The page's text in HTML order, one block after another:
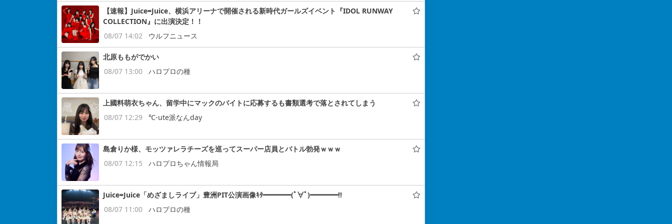
【速報】Juice=Juice、横浜アリーナで開催される新時代ガールズイベント『IDOL RUNWAY
COLLECTION』に出演決定！！
08/07 14:02
ウルフニュース
北原ももがでかい
08/07 13:00
ハロプロの種
上國料萌衣ちゃん、留学中にマックのバイトに応募するも書類選考で落とされてしまう
08/07 12:29
℃-ute派なんday
島倉りか様、モッツァレラチーズを巡ってスーパー店員とバトル勃発ｗｗｗ
08/07 12:15
ハロプロちゃん情報局
Juice=Juice「めざましライブ」豊洲PIT公演画像ｷﾀ━━━━(ﾟ∀ﾟ)━━━━!!
08/07 11:00
ハロプロの種